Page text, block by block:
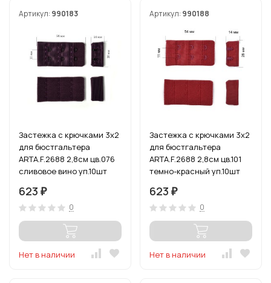
Артикул: 990183
Застежка с крючками 3х2
для бюстгальтера
ARTA.F.2688 2,8см цв.076
сливовое вино уп.10шт
623 ₽
0
Нет в наличии
Артикул: 990188
Застежка с крючками 3х2
для бюстгальтера
ARTA.F.2688 2,8см цв.101
темно-красный уп.10шт
623 ₽
0
Нет в наличии